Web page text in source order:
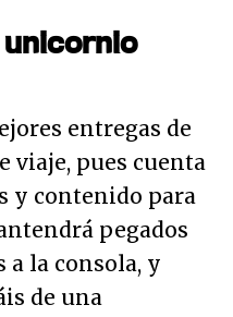
entregas de
viaje, pues cuenta
y contenido para
pegados
a la consola, y
de una